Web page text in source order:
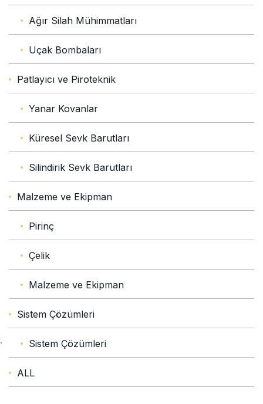
Ağır Silah Mühimmatları
Uçak Bombaları
Patlayıcı ve Piroteknik
Yanar Kovanlar
Küresel Sevk Barutları
Silindirik Sevk Barutları
Malzeme ve Ekipman
Pirinç
Çelik
Malzeme ve Ekipman
Sistem Çözümleri
Sistem Çözümleri
ALL